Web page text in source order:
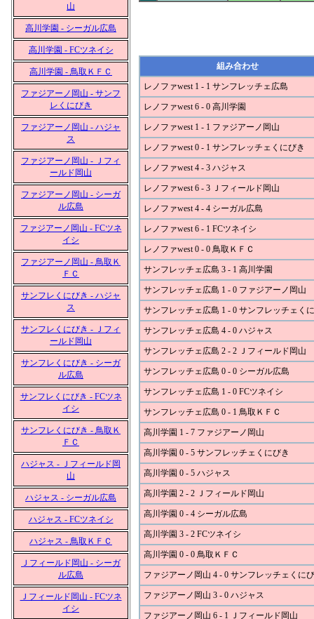
山
高川学園 - シーガル広島
高川学園 - FCツネイシ
高川学園 - 鳥取ＫＦＣ
ファジアーノ岡山 - サンフ
レくにびき
ファジアーノ岡山 - ハジャ
ス
ファジアーノ岡山 - Ｊフィ
ールド岡山
ファジアーノ岡山 - シーガ
ル広島
ファジアーノ岡山 - FCツネ
イシ
ファジアーノ岡山 - 鳥取Ｋ
ＦＣ
サンフレくにびき - ハジャ
ス
サンフレくにびき - Ｊフィ
ールド岡山
サンフレくにびき - シーガ
ル広島
サンフレくにびき - FCツネ
イシ
サンフレくにびき - 鳥取Ｋ
ＦＣ
ハジャス - Ｊフィールド岡
山
ハジャス - シーガル広島
ハジャス - FCツネイシ
ハジャス - 鳥取ＫＦＣ
Ｊフィールド岡山 - シーガ
ル広島
Ｊフィールド岡山 - FCツネ
イシ
組み合わせ
レノファwest 1 - 1 サンフレッチェ広島
レノファwest 6 - 0 高川学園
レノファwest 1 - 1 ファジアーノ岡山
レノファwest 0 - 1 サンフレッチェくにびき
レノファwest 4 - 3 ハジャス
レノファwest 6 - 3 Ｊフィールド岡山
レノファwest 4 - 4 シーガル広島
レノファwest 6 - 1 FCツネイシ
レノファwest 0 - 0 鳥取ＫＦＣ
サンフレッチェ広島 3 - 1 高川学園
サンフレッチェ広島 1 - 0 ファジアーノ岡山
サンフレッチェ広島 1 - 0 サンフレッチェく
サンフレッチェ広島 4 - 0 ハジャス
サンフレッチェ広島 2 - 2 Ｊフィールド岡山
サンフレッチェ広島 0 - 0 シーガル広島
サンフレッチェ広島 1 - 0 FCツネイシ
サンフレッチェ広島 0 - 1 鳥取ＫＦＣ
高川学園 1 - 7 ファジアーノ岡山
高川学園 0 - 5 サンフレッチェくにびき
高川学園 0 - 5 ハジャス
高川学園 2 - 2 Ｊフィールド岡山
高川学園 0 - 4 シーガル広島
高川学園 3 - 2 FCツネイシ
高川学園 0 - 0 鳥取ＫＦＣ
ファジアーノ岡山 4 - 0 サンフレッチェくに
ファジアーノ岡山 3 - 0 ハジャス
ファジアーノ岡山 6 - 1 Ｊフィールド岡山